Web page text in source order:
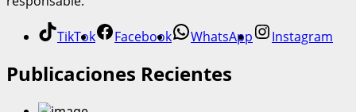
TikTok Facebook WhatsApp Instagram
Publicaciones Recientes